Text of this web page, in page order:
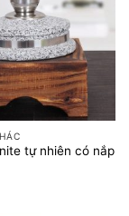
tự nhiên có nắp